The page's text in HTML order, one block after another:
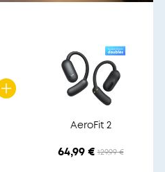
AeroFit 2
64,99 € 129,99 €